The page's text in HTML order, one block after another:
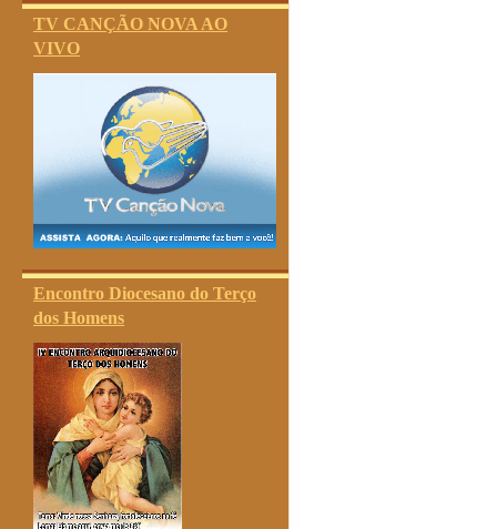
TV CANÇÃO NOVA AO
VIVO
Encontro Diocesano do Terço
dos Homens